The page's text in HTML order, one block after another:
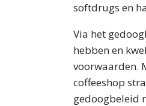
softdrugs en
Via het
hebben en
voorwaarden.
coffeeshop
gedoogbeleid